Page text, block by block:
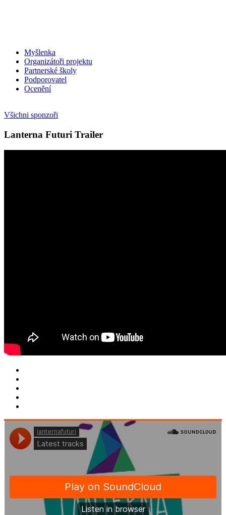
Myšlenka
Organizátoři projektu
Partnerské školy
Podporovatel
Ocenění
Všichni sponzoři
Lanterna Futuri Trailer